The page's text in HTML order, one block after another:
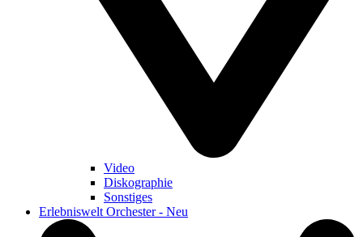
Video
Diskographie
Sonstiges
Erlebniswelt Orchester - Neu